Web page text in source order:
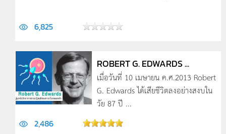
6,825
ROBERT G. EDWARDS ...
เมื่อวันที่ 10 เมษายน ค.ศ.2013 Robert
G. Edwards ได้เสียชีวิตลงอย่างสงบใน
วัย 87 ปี ...
2,486